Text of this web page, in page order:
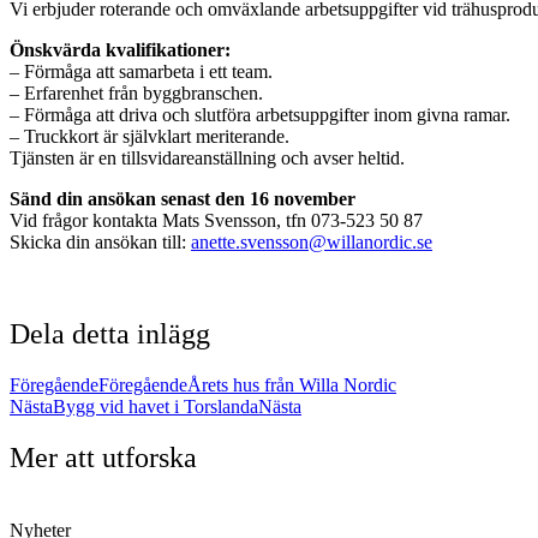
Vi erbjuder roterande och omväxlande arbetsuppgifter vid
Önskvärda kvalifikationer:
– Förmåga att samarbeta i ett team.
– Erfarenhet från byggbranschen.
– Förmåga att driva och slutföra arbetsuppgifter inom givna ramar.
– Truckkort är självklart meriterande.
Tjänsten är en tillsvidareanställning och avser heltid.
Sänd din ansökan senast den 16 november
Vid frågor kontakta Mats Svensson, tfn 073-523 50 87
Skicka din ansökan till: anette.svensson@willanordic.se
Dela detta inlägg
FöregåendeFöregåendeÅrets hus från Willa Nordic
NästaBygg vid havet i TorslandaNästa
Mer att utforska
Nyheter